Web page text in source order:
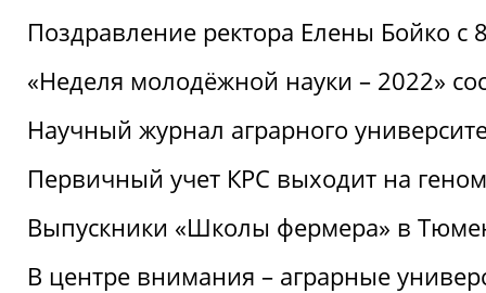
Поздравление ректора Елены Бойко с
«Неделя молодёжной науки – 2022»
Научный журнал аграрного
Первичный учет КРС выходит на
Выпускники «Школы фермера» в
В центре внимания – аграрные